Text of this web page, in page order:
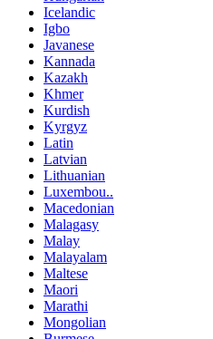
Icelandic
Igbo
Javanese
Kannada
Kazakh
Khmer
Kurdish
Kyrgyz
Latin
Latvian
Lithuanian
Luxembou..
Macedonian
Malagasy
Malay
Malayalam
Maltese
Maori
Marathi
Mongolian